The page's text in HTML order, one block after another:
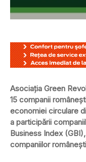
Asociația Green
15 companii
economiei circulare
a participării
Business Index
companiilor